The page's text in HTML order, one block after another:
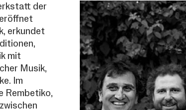
der
erkundet
mit
Musik,
Im
Rembetiko,